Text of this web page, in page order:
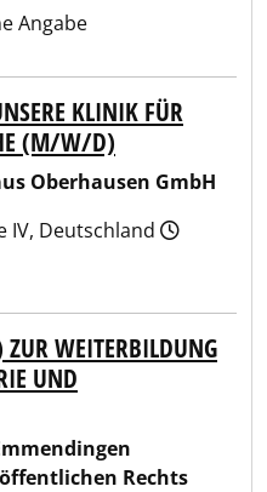
Angabe
KLINIK FÜR
(M/W/D)
Oberhausen GmbH
IV, Deutschland
WEITERBILDUNG
UND
Rechts